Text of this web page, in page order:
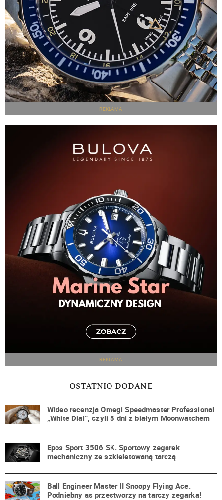
REKLAMA
REKLAMA
OSTATNIO DODANE
Wideo recenzja Omegi Speedmaster Professional
„White Dial”, czyli 8 dni z białym Moonwatchem
Epos Sport 3506 SK. Sportowy zegarek
mechaniczny ze szkieletowaną tarczą
Ball Engineer Master II Snoopy Flying Ace.
Podniebny as przestworzy na tarczy zegarka!